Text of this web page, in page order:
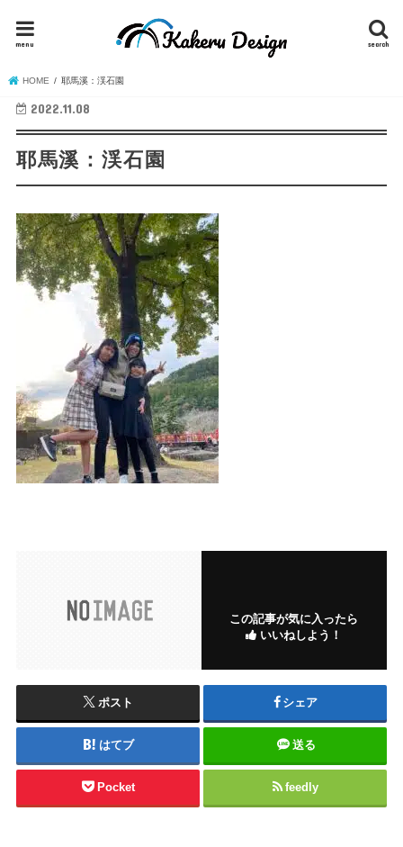
search
menu
HOME 耶馬溪：渓石園
2022.11.08
耶馬溪：渓石園
この記事が気に入ったら
いいねしよう！
ポスト シェア
はてブ 送る
Pocket feedly